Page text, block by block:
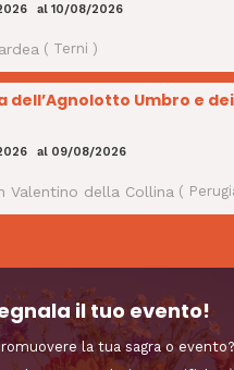
al 10/08/2026
( Terni )
dell’Agnolotto Umbro e
al 09/08/2026
Valentino della Collina (
il tuo evento!
la tua sagra o evento?